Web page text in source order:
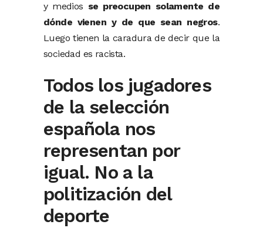
y medios se preocupen solamente de
dónde vienen y de que sean negros.
Luego tienen la caradura de decir que la
sociedad es racista.
Todos los jugadores
de la selección
española nos
representan por
igual. No a la
politización del
deporte